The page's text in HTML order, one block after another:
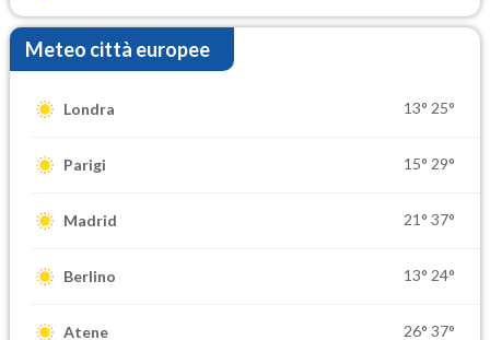
Meteo città europee
Londra 13° 25°
Parigi 15° 29°
Madrid 21° 37°
Berlino 13° 24°
Atene 26° 37°